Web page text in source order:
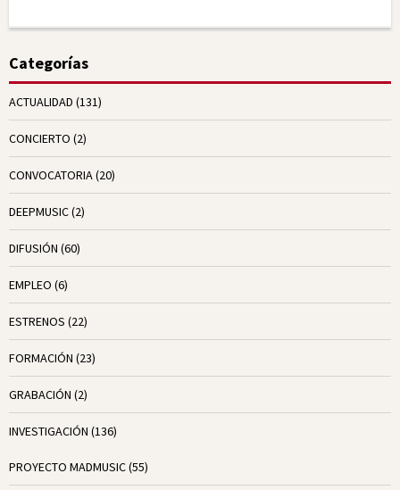
Categorías
ACTUALIDAD (131)
CONCIERTO (2)
CONVOCATORIA(20)
DEEPMUSIC(2)
DIFUSIÓN (60)
EMPLEO (6)
ESTRENOS (22)
FORMACIÓN (23)
GRABACIÓN (2)
INVESTIGACIÓN (136)
PROYECTO MADMUSIC(55)